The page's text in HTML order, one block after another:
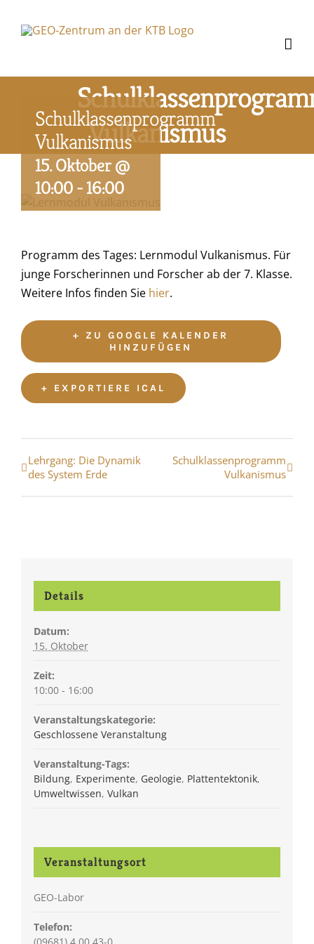
Inhalt
Vulkanismus
Schulklassenprogramm
Vulkanismus
15. Oktober @
10:00-16:00
Programm des Tages: Lernmodul Vulkanismus. Für
junge Forscherinnen und Forscher ab der 7. Klasse.
Weitere Infos finden Sie hier.
+ ZU GOOGLE KALENDER
HINZUFÜGEN
+ EXPORTIERE ICAL
Veranstaltung
Navigation
Lehrgang: Die Dynamik
des System Erde
Schulklassenprogramm
Vulkanismus
Details
Datum:
15. Oktober
Zeit:
10:00 - 16:00
Veranstaltungskategorie:
Geschlossene Veranstaltung
Veranstaltung-Tags:
Bildung, Experimente, Geologie, Plattentektonik,
Umweltwissen, Vulkan
Veranstaltungsort
GEO-Labor
Telefon: